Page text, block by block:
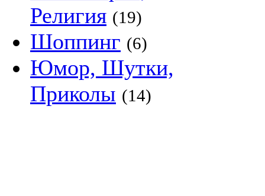
Религия (19)
Шоппинг (6)
Юмор, Шутки,
Приколы (14)